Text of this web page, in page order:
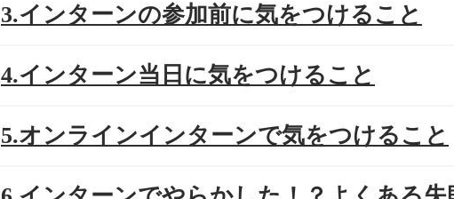
3.インターンの参加前に気をつけること
4.インターン当日に気をつけること
5.オンラインインターンで気をつけること